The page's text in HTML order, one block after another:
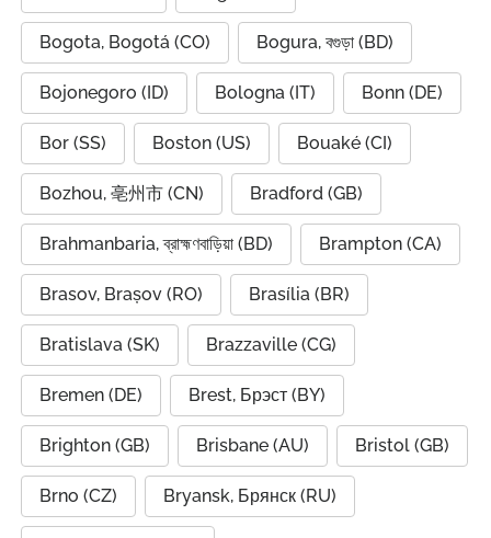
Bogota, Bogotá (CO) Bogura, বগুড়া (BD)
Bojonegoro (ID) Bologna (IT) Bonn (DE)
Bor (SS) Boston (US) Bouaké (CI)
Bozhou, 亳州市 (CN) Bradford (GB)
Brahmanbaria, ব্রাহ্মণবাড়িয়া (BD) Brampton (CA)
Brasov, Brașov (RO) Brasília (BR)
Bratislava (SK) Brazzaville (CG)
Bremen (DE) Brest, Брэст (BY)
Brighton (GB) Brisbane (AU) Bristol (GB)
Brno (CZ) Bryansk, Брянск (RU)